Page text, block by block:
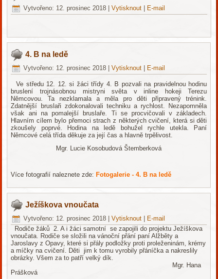
Vytvořeno: 12. prosinec 2018 |Vytisknout E-mail
4. B na ledě
Vytvořeno: 12. prosinec 2018 |Vytisknout E-mail
Ve středu 12. 12. si žáci třídy 4. B pozvali na pravidelnou hodinu
bruslení trojnásobnou mistryni světa v inline hokeji Terezu
Němcovou. Ta nezklamala a měla pro děti připravený trénink.
Zdatnější bruslaři zdokonalovali techniku a rychlost. Nezapomněla
však ani na pomalejší bruslaře. Ti se procvičovali v základech.
Hlavním cílem bylo přemoci strach z některých cvičení, která si děti
zkoušely poprvé. Hodina na ledě bohužel rychle utekla. Paní
Němcové celá třída děkuje za její čas a hlavně trpělivost.
Mgr. Lucie Kosobudová Štemberková
Více fotografií naleznete zde:Fotogalerie - 4. B na ledě
Ježíškova vnoučata
Vytvořeno: 12. prosinec 2018 |Vytisknout
E-mail
Rodiče žáků 2. A i žáci samotní se zapojili do projektu Ježíškova
vnoučata. Rodiče se složili na vánoční přání paní Alžběty a
Jaroslavy z Opavy, které si přály podložky proti proleženinám, krémy
a míčky na cvičení. Děti jim k tomu vyrobily přáníčka a nakreslily
obrázky. Všem za to patří velký dík.
Mgr. Hana
Prášková